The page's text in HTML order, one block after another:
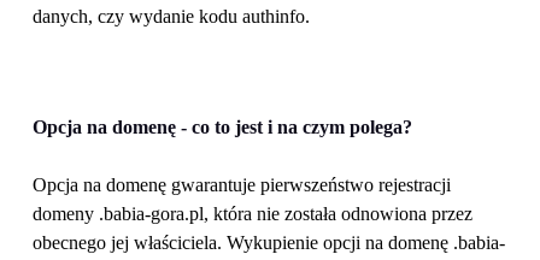
danych, czy wydanie kodu authinfo.
Opcja na domenę - co to jest i na czym polega?
Opcja na domenę gwarantuje pierwszeństwo rejestracji
domeny .babia-gora.pl, która nie została odnowiona przez
obecnego jej właściciela. Wykupienie opcji na domenę .babia-